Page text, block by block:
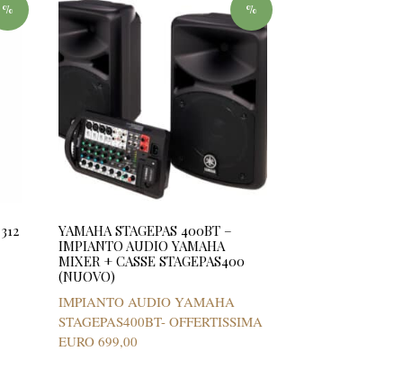
% %
YAMAHA STAGEPAS 400BT –
IMPIANTO AUDIO YAMAHA
MIXER + CASSE STAGEPAS400
(NUOVO)
IMPIANTO AUDIO YAMAHA
STAGEPAS400BT- OFFERTISSIMA
EURO 699,00